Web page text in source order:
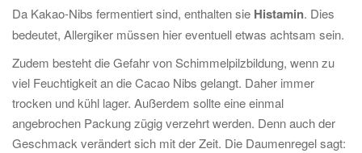
Da Kakao-Nibs fermentiert sind, enthalten sie Histamin. Dies
bedeutet, Allergiker müssen hier eventuell etwas achtsam sein.
Zudem besteht die Gefahr von Schimmelpilzbildung, wenn zu
viel Feuchtigkeit an die Cacao Nibs gelangt. Daher immer
trocken und kühl lager. Außerdem sollte eine einmal
angebrochen Packung zügig verzehrt werden. Denn auch der
Geschmack verändert sich mit der Zeit. Die Daumenregel sagt: